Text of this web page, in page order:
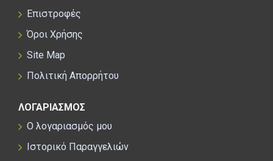
Επιστροφές
Όροι Χρήσης
Site Map
Πολιτική Απορρήτου
ΛΟΓΑΡΙΑΣΜΟΣ
Ο λογαριασμός μου
Ιστορικό Παραγγελιών